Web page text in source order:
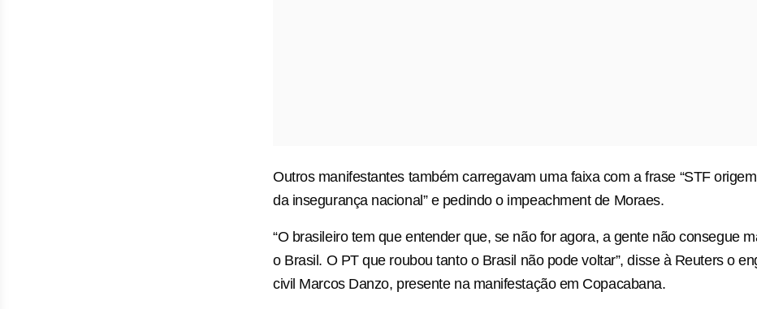
Outros manifestantes também carregavam uma faixa com a frase “STF
da insegurança nacional” e pedindo o impeachment de Moraes.
“O brasileiro tem que entender que, se não for agora, a gente não consegue
o Brasil. O PT que roubou tanto o Brasil não pode voltar”, disse à Reuters o
civil Marcos Danzo, presente na manifestação em Copacabana.